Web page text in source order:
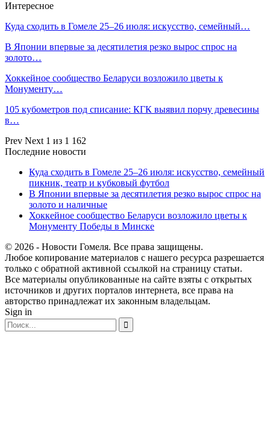
Интересное
Куда сходить в Гомеле 25–26 июля: искусство, семейный…
В Японии впервые за десятилетия резко вырос спрос на
золото…
Хоккейное сообщество Беларуси возложило цветы к
Монументу…
105 кубометров под списание: КГК выявил порчу древесины
в…
Prev Next 1 из 1 162
Последние новости
Куда сходить в Гомеле 25–26 июля: искусство, семейный
пикник, театр и кубковый футбол
В Японии впервые за десятилетия резко вырос спрос на
золото и наличные
Хоккейное сообщество Беларуси возложило цветы к
Монументу Победы в Минске
© 2026 - Новости Гомеля. Все права защищены.
Любое копирование материалов с нашего ресурса разрешается
только с обратной активной ссылкой на страницу статьи.
Все материалы опубликованные на сайте взяты с открытых
источников и других порталов интернета, все права на
авторство принадлежат их законным владельцам.
Sign in